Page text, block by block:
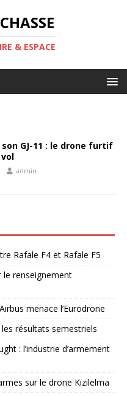
& ESPACE
GJ-11 : le drone furtif
admin
Rafale F4 et Rafale F5
le renseignement
menace l’Eurodrone
résultats semestriels
: l’industrie d’armement
sur le drone Kızılelma